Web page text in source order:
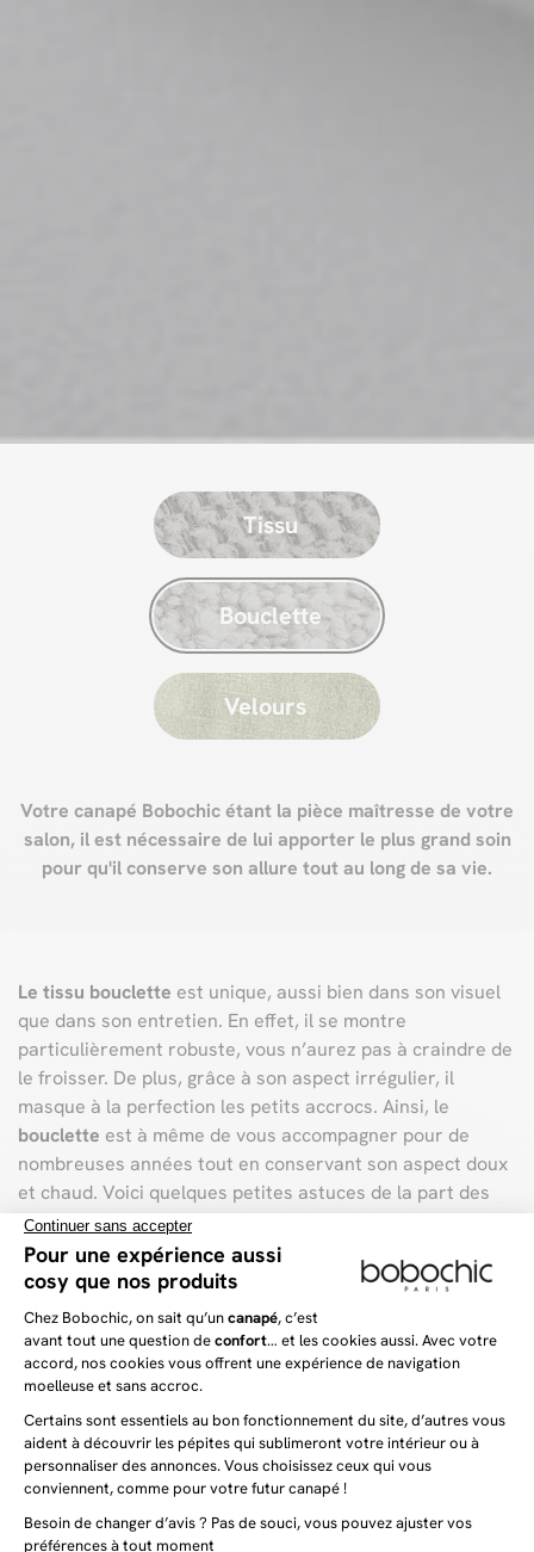
Tissu
Bouclette
Velours
Votre canapé Bobochic étant la pièce maîtresse de votre
salon, il est nécessaire de lui apporter le plus grand soin
pour qu'il conserve son allure tout au long de sa vie.
Le tissu bouclette est unique, aussi bien dans son visuel
que dans son entretien. En effet, il se montre
particulièrement robuste, vous n’aurez pas à craindre de
le froisser. De plus, grâce à son aspect irrégulier, il
masque à la perfection les petits accrocs. Ainsi, le
bouclette est à même de vous accompagner pour de
nombreuses années tout en conservant son aspect doux
et chaud. Voici quelques petites astuces de la part des
expertsBobochicpour garder un canapétissu bouclette
en pleine forme !
Bobochic vous aide dans
l'entretien au quotidien
Sachez que de nombreux canapésBobochicprofitent de
tissus résistants et faciles à entretenir.
1. Le tissu déperlant